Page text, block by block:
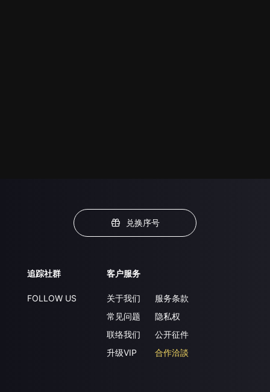
兑换序号
追踪社群
FOLLOW US
客户服务
关于我们
常见问题
联络我们
升级VIP
服务条款
隐私权
公开征件
合作洽談